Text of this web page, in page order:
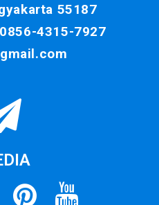
55187
0856-4315-7927